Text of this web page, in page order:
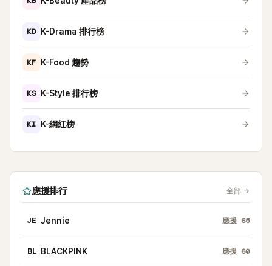
KD K-Drama 排行榜
KF K-Food 趨勢
KS K-Style 排行榜
KI K-網紅榜
應援排行 全部 →
JE Jennie 應援 65
BL BLACKPINK 應援 60